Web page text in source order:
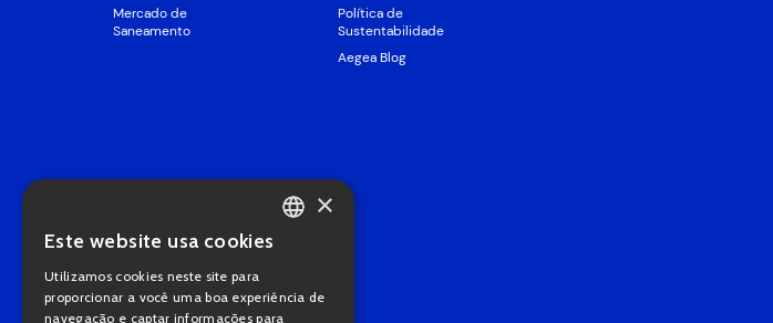
Mercado de
Saneamento
Política de
Sustentabilidade
Aegea Blog
PORTUGUESE
×
Este website usa cookies
Utilizamos cookies neste site para
proporcionar a você uma boa experiência de
navegação e captar informações para